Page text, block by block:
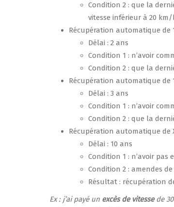
Condition 2 : que la
vitesse inférieur à 20
Récupération automatique de
Délai : 2 ans
Condition 1 : n’avoir
Condition 2 : que la
Récupération automatique de
Délai : 3 ans
Condition 1 : n’avoir
Condition 2 : que la
Récupération automatique de
Délai : 10 ans
Condition 1 : n’avoir pas
Condition 2 : amendes de
Résultat : récupération
Ex : j’ai payé un excès de vitessede 30